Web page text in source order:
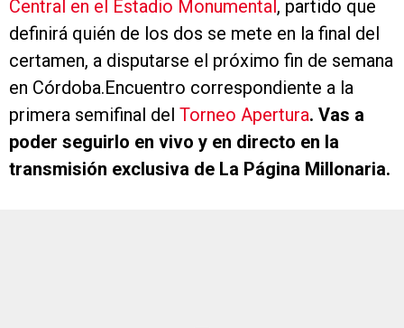
Central en el Estadio Monumental , partido que
definirá quién de los dos se mete en la final del
certamen, a disputarse el próximo fin de semana
en Córdoba.Encuentro correspondiente a la
primera semifinal del Torneo Apertura. Vas a
poder seguirlo en vivo y en directo en la
transmisión exclusiva de La Página Millonaria.